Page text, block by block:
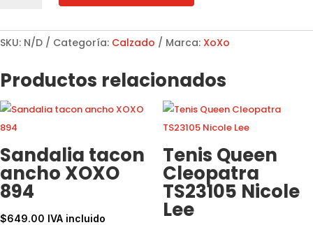
cantidad
SKU: N/D Categoría: Calzado Marca: XoXo
Productos relacionados
Sandalia tacon
ancho XOXO
894
$649.00 IVA incluido
Tenis Queen
Cleopatra
TS23105 Nicole
Lee